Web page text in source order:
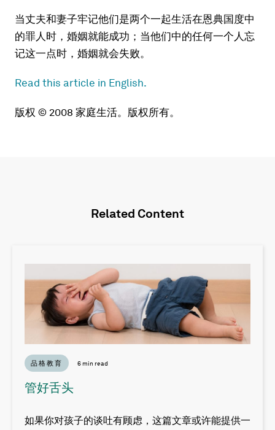
当丈夫和妻子牢记他们是两个一起生活在恩典国度中
的罪人时，婚姻就能成功；当他们中的任何一个人忘
记这一点时，婚姻就会失败。
Read this article in English.
版权 © 2008 家庭生活。版权所有。
Related Content
品格教育 6 min read
管好舌头
如果你对孩子的谈吐有顾虑，这篇文章或许能提供一